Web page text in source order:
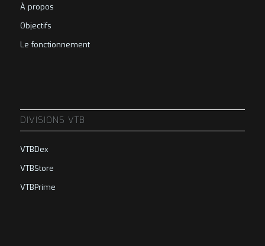
À propos
Objectifs
Le fonctionnement
DIVISIONS VTB
VTBDex
VTBStore
VTBPrime